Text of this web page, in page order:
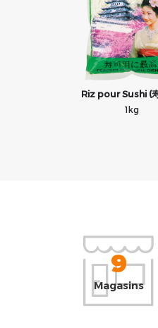
Riz pour Sushi (
1kg
9
Magasins